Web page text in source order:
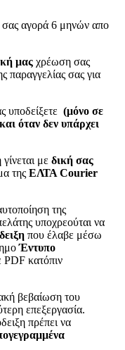
σας αγορά 6 μηνών απο
μας χρέωση σας
παραγγελίας σας για
υποδείξετε (μόνο σε
όταν δεν υπάρχει
με δική σας
της ΕΛΤΑ Courier
της
υποχρεούται να
που έλαβε μέσω
Έντυπο
PDF κατόπιν
βεβαίωση του
επεξεργασία.
πρέπει να